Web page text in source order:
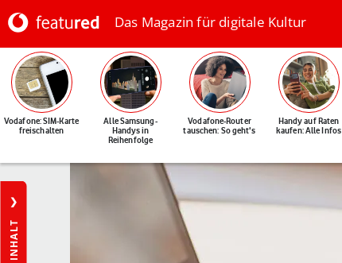
Das Magazin für digitale Kultur
Vodafone: SIM-Karte
freischalten
Alle Samsung-
Handys in
Reihenfolge
Vodafone-Router
tauschen: So geht's
Handy auf Raten
kaufen: Alle Infos
INHALT